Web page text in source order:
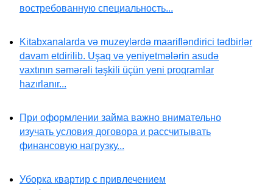
востребованную специальность...
Kitabxanalarda və muzeylərdə maarifləndirici tədbirlər
davam etdirilib. Uşaq və yeniyetmələrin asudə
vaxtının səmərəli təşkili üçün yeni proqramlar
hazırlanır...
При оформлении займа важно внимательно
изучать условия договора и рассчитывать
финансовую нагрузку...
Уборка квартир с привлечением